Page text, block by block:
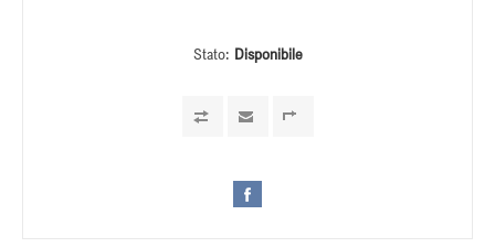
Stato: Disponibile